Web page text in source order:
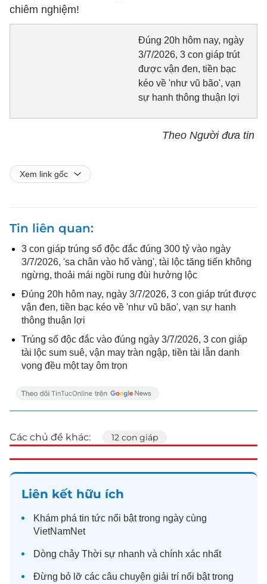
chiêm nghiệm!
Đúng 20h hôm nay, ngày
3/7/2026, 3 con giáp trút
được vận đen, tiền bạc
kéo về 'như vũ bão', vạn
sự hanh thông thuận lợi
Theo Người đưa tin
Xem link gốc
Tin liên quan
3 con giáp trúng số độc đắc đúng 300 tỷ vào ngày
3/7/2026, 'sa chân vào hố vàng', tài lộc tăng tiến không
ngừng, thoải mái ngồi rung đùi hưởng lộc
Đúng 20h hôm nay, ngày 3/7/2026, 3 con giáp trút được
vận đen, tiền bạc kéo về 'như vũ bão', vạn sự hanh
thông thuận lợi
Trúng số độc đắc vào đúng ngày 3/7/2026, 3 con giáp
tài lộc sum suê, vận may tràn ngập, tiền tài lẫn danh
vọng đều một tay ôm trọn
Các chủ đề khác: 12 con giáp
Liên kết hữu ích
Khám phá tin tức nổi bật trong ngày cùng
VietNamNet
Dòng chảy Thời sự nhanh và chính xác nhất
Đừng bỏ lỡ các câu chuyện giải trí nổi bật trong